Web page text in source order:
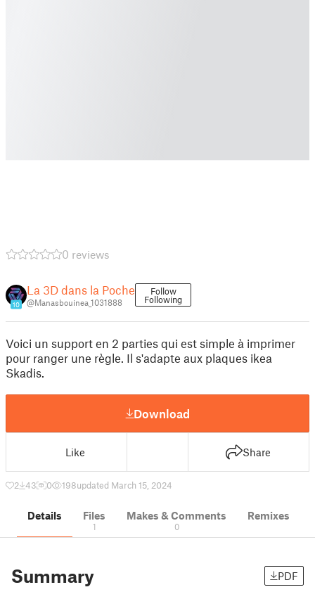
0 reviews
10
La 3D dans la Poche
@Manasbouinea_1031888
Follow
Following
Voici un support en 2 parties qui est simple à imprimer
pour ranger une règle. Il s'adapte aux plaques ikea
Skadis.
Download
Like Share
2 43 0 198updated March 15, 2024
Details Files
1
Makes & Comments
0
Remixes
Summary PDF